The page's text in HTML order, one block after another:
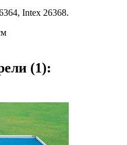
Intex 26368.
(1):